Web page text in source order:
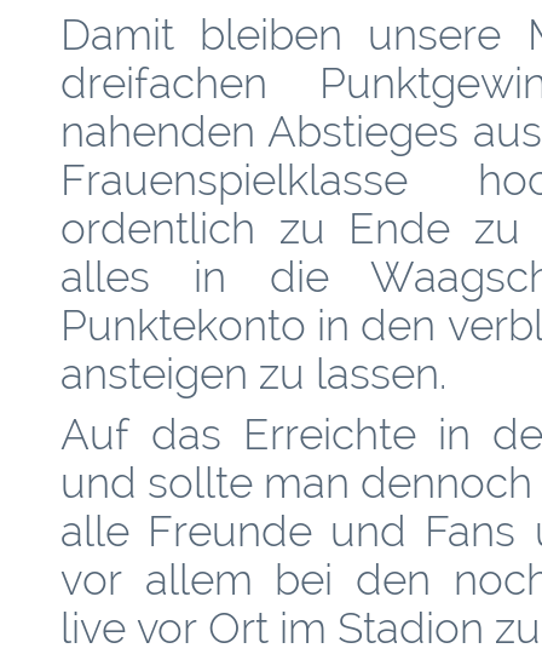
Damit bleiben unsere
dreifachen
nahenden Abstieges
Frauenspielklasse
ordentlich zu Ende
alles in die
Punktekonto in den
ansteigen zu lassen.
Auf das Erreichte in
und sollte man
alle Freunde und Fans
vor allem bei den
live vor Ort im Stadion